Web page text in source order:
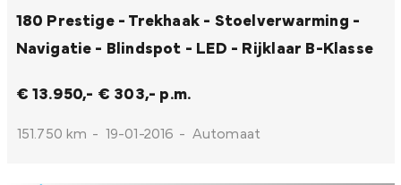
180 Prestige - Trekhaak - Stoelverwarming -
Navigatie - Blindspot - LED - Rijklaar B-Klasse
€ 13.950,- € 303,- p.m.
151.750 km - 19-01-2016 - Automaat